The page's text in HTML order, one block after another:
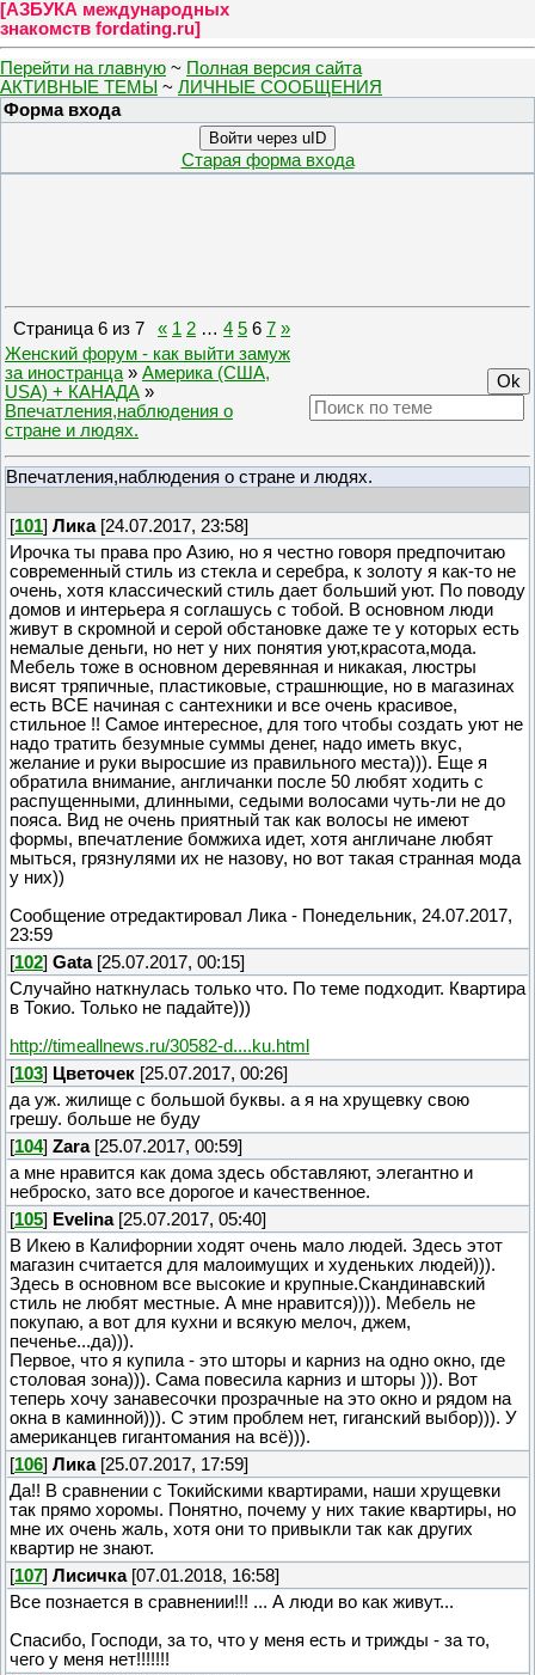
[АЗБУКА международных
знакомств fordating.ru]
Перейти на главную ~ Полная версия сайта
АКТИВНЫЕ ТЕМЫ ~ ЛИЧНЫЕ СООБЩЕНИЯ
Форма входа
Войти через uID
Старая форма входа
Страница6 из 7 « 1 2 … 4 5 6 7 »
Женский форум - как выйти замуж
за иностранца » Америка (США,
USA) + КАНАДА »
Впечатления,наблюдения о
стране и людях.
Впечатления,наблюдения о стране и людях.
[101] Лика[24.07.2017, 23:58]
Ирочка ты права про Азию, но я честно говоря предпочитаю
современный стиль из стекла и серебра, к золоту я как-то не
очень, хотя классический стиль дает больший уют. По поводу
домов и интерьера я соглашусь с тобой. В основном люди
живут в скромной и серой обстановке даже те у которых есть
немалые деньги, но нет у них понятия уют,красота,мода.
Мебель тоже в основном деревянная и никакая, люстры
висят тряпичные, пластиковые, страшнющие, но в магазинах
есть ВСЕ начиная с сантехники и все очень красивое,
стильное !! Самое интересное, для того чтобы создать уют не
надо тратить безумные суммы денег, надо иметь вкус,
желание и руки выросшие из правильного места))). Еще я
обратила внимание, англичанки после 50 любят ходить с
распущенными, длинными, седыми волосами чуть-ли не до
пояса. Вид не очень приятный так как волосы не имеют
формы, впечатление бомжиха идет, хотя англичане любят
мыться, грязнулями их не назову, но вот такая странная мода
у них))
Сообщение отредактировал Лика - Понедельник, 24.07.2017,
23:59
[102] Gata[25.07.2017, 00:15]
Случайно наткнулась только что. По теме подходит. Квартира
в Токио. Только не падайте)))
http://timeallnews.ru/30582-d....ku.html
[103] Цветочек [25.07.2017, 00:26]
да уж. жилище с большой буквы. а я на хрущевку свою
грешу. больше не буду
[104] Zara[25.07.2017, 00:59]
а мне нравится как дома здесь обставляют, элегантно и
неброско, зато все дорогое и качественное.
[105] Evelina[25.07.2017, 05:40]
В Икею в Калифорнии ходят очень мало людей. Здесь этот
магазин считается для малоимущих и худеньких людей))).
Здесь в основном все высокие и крупные.Скандинавский
стиль не любят местные. А мне нравится)))). Мебель не
покупаю, а вот для кухни и всякую мелоч, джем,
печенье...да))).
Первое, что я купила - это шторы и карниз на одно окно, где
столовая зона))). Сама повесила карниз и шторы ))). Вот
теперь хочу занавесочки прозрачные на это окно и рядом на
окна в каминной))). С этим проблем нет, гиганский выбор))). У
американцев гигантомания на всё))).
[106] Лика[25.07.2017, 17:59]
Да!! В сравнении с Токийскими квартирами, наши хрущевки
так прямо хоромы. Понятно, почему у них такие квартиры, но
мне их очень жаль, хотя они то привыкли так как других
квартир не знают.
[107] Лисичка[07.01.2018, 16:58]
Все познается в сравнении!!! ... А люди во как живут...
Спасибо, Господи, за то, что у меня есть и трижды - за то,
чего у меня нет!!!!!!!